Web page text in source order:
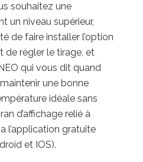
souhaitez une
un niveau supérieur,
de faire installer l’option
de régler le tirage, et
qui vous dit quand
une bonne
idéale sans
d’affichage relié à
l’application gratuite
et IOS).